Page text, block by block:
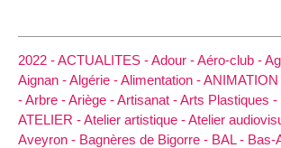
2022 -ACTUALITES -Adour -Aéro-club -
Aignan -Algérie -Alimentation -ANIMATION
-Arbre -Ariège -Artisanat -Arts Plastiques -
ATELIER -Atelier artistique -Atelier
Aveyron - Bagnères de Bigorre - BAL - Bas-